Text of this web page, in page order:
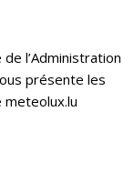
l’Administration
présente les